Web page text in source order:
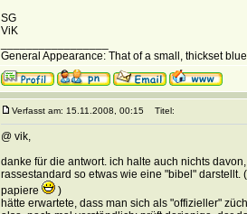
SG
ViK
General Appearance: That of a small, thickset
Verfasst am: 15.11.2008, 00:15 Titel:
@ vik,
danke für die antwort. ich halte auch nichts
rassestandard so etwas wie eine "bibel"
papiere
)
hätte erwartete, dass man sich als "offizieller"